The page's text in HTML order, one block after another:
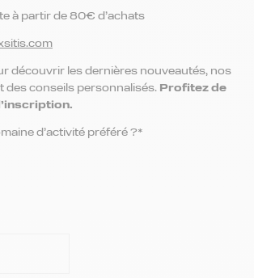
à partir de 80€ d’achats
découvrir les dernières nouveautés, nos
des conseils personnalisés. Profitez de
d’activité préféré ?*